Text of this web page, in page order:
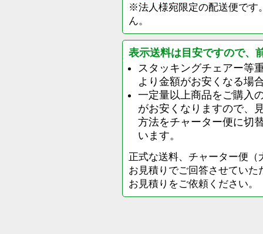
※法人様宛限定の配送便です
ん。
表示送料は目安ですので、
スタッキングチェアー等
より金額がお安くなる場
一定量以上商品をご購入
がお安くなりますので、
方法をチャーター便に切
います。
正式な送料、チャーター便
お見積りでご回答させてい
お見積りをご依頼ください。